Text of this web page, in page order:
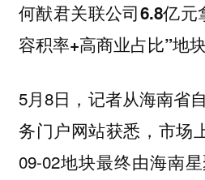
何猷君关联公司6.8亿元
容积率+高商业占比”地
5月8日，记者从海南省
务门户网站获悉，市场
09-02地块最终由海南